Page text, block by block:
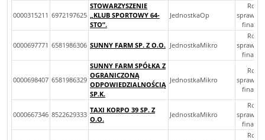
0000315211 6972197625
STOWARZYSZENIE
„KLUB SPORTOWY 64-
STO”.
JednostkaOp
0000697771 6581986306 SUNNY FARM SP. Z O.O. JednostkaMikro
0000698407 6581986329
SUNNY FARM SPÓŁKA Z
OGRANICZONĄ
ODPOWIEDZIALNOŚCIĄ
SP.K.
JednostkaMikro
0000667346 8522629333
TAXI KORPO 39 SP. Z
O.O.
JednostkaMikro